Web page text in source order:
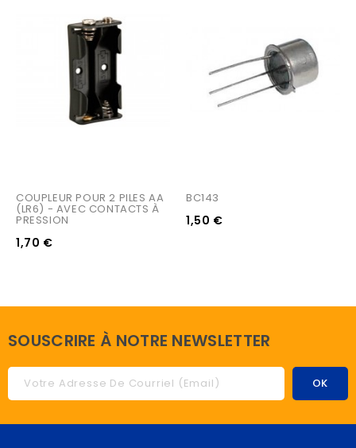
COUPLEUR POUR 2 PILES AA
(LR6) - AVEC CONTACTS À
PRESSION
1,70 €
BC143
1,50 €
SOUSCRIRE À NOTRE NEWSLETTER